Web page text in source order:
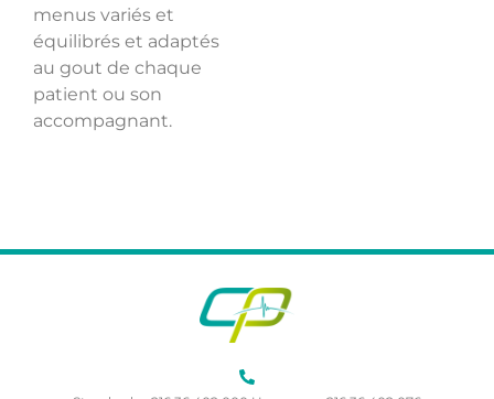
menus variés et
équilibrés et adaptés
au gout de chaque
patient ou son
accompagnant.